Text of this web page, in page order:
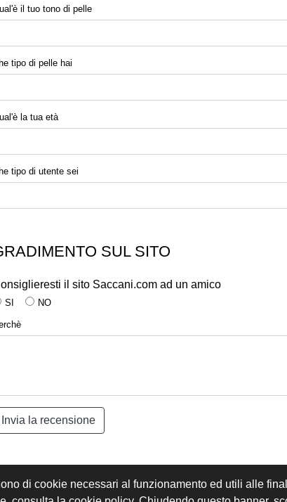
di cookie necessari al funzionamento ed utili alle
il tuo tono di pelle
tipo di pelle hai
la tua età
tipo di utente sei
SUL SITO
il sito Saccani.com ad un amico
SI NO
REGISTRATI ACCEDI